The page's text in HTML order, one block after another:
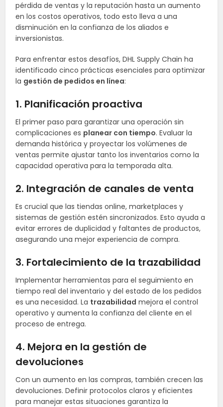
pérdida de ventas y la reputación hasta un aumento
en los costos operativos, todo esto lleva a una
disminución en la confianza de los aliados e
inversionistas.
Para enfrentar estos desafíos, DHL Supply Chain ha
identificado cinco prácticas esenciales para optimizar
la gestión de pedidos en línea:
1. Planificación proactiva
El primer paso para garantizar una operación sin
complicaciones es planear con tiempo. Evaluar la
demanda histórica y proyectar los volúmenes de
ventas permite ajustar tanto los inventarios como la
capacidad operativa para la temporada alta.
2. Integración de canales de venta
Es crucial que las tiendas online, marketplaces y
sistemas de gestión estén sincronizados. Esto ayuda a
evitar errores de duplicidad y faltantes de productos,
asegurando una mejor experiencia de compra.
3. Fortalecimiento de la trazabilidad
Implementar herramientas para el seguimiento en
tiempo real del inventario y del estado de los pedidos
es una necesidad. La trazabilidad mejora el control
operativo y aumenta la confianza del cliente en el
proceso de entrega.
4. Mejora en la gestión de
devoluciones
Con un aumento en las compras, también crecen las
devoluciones. Definir protocolos claros y eficientes
para manejar estas situaciones garantiza la